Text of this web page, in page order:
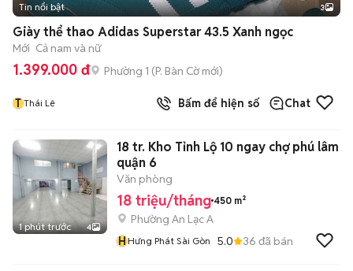
Tin nổi bật 3
Giày thể thao Adidas Superstar 43.5 Xanh ngọc
Mới Cả nam và nữ
1.399.000 đ Phường 1 (P. Bàn Cờmới)
T Thái Lê Bấm để hiện số Chat
1 phút trước 4
18 tr. Kho Tỉnh Lộ 10 ngay chợ phú lâm
quận 6
Văn phòng
18 triệu/tháng 450 m²
Phường An Lạc A
HHưng Phát Sài Gòn 5.0 36 đã bán